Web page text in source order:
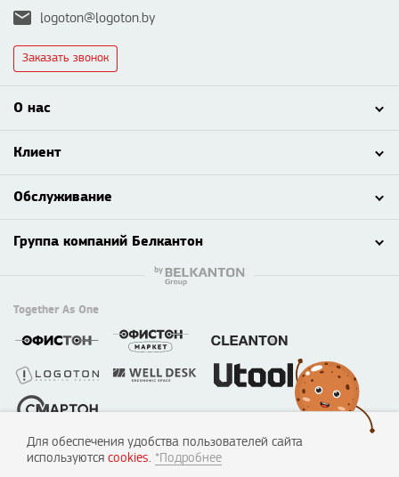
logoton@logoton.by
Заказать звонок
О нас
Клиент
Обслуживание
Группа компаний Белкантон
© 2003 - 2026 ООО «Смартон», Логотон™
220138, г. Минск, пер. Липковский, д. 22, каб. 50
Together As One
Для обеспечения удобства пользователей сайта
используются cookies. *Подробнее